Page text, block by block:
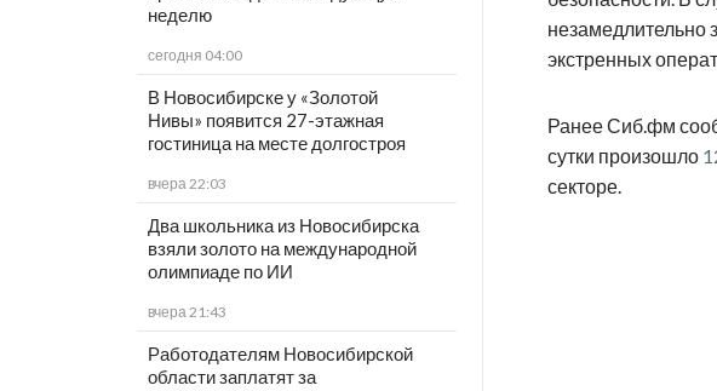
неделю
сегодня 04:00
В Новосибирске у «Золотой
Нивы» появится 27-этажная
гостиница на месте долгостроя
вчера 22:03
Два школьника из Новосибирска
взяли золото на международной
олимпиаде по ИИ
вчера 21:43
Работодателям Новосибирской
области заплатят за
незамедлительно
экстренных
Ранее Сиб.фм
сутки произошло
секторе.